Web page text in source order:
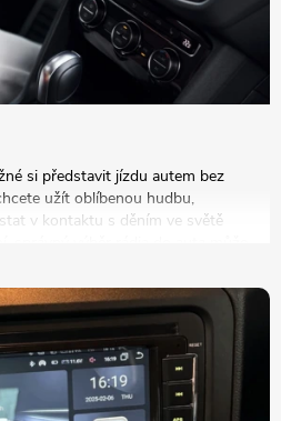
si představit jízdu autem bez
užít oblíbenou hudbu,
v kontaktu s děním ve světě
cestách. V tomto článku se podrobně
které bude nejlépe vyhovovat